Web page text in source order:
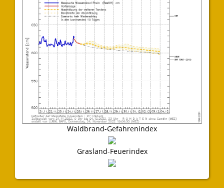
Waldbrand-Gefahrenindex
Grasland-Feuerindex